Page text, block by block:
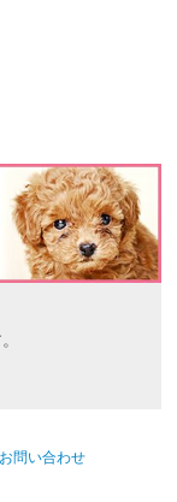
お問い合わせ